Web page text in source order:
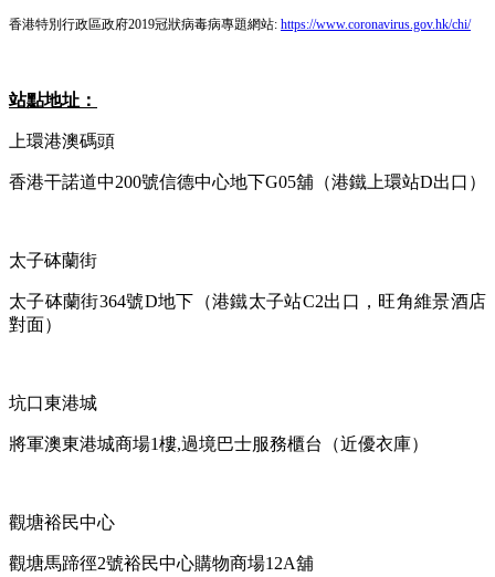
香港特別行政區政府2019冠狀病毒病專題網站: https://www.coronavirus.gov.hk/chi/
站點地址：
上環港澳碼頭
香港干諾道中200號信德中心地下G05舖（港鐵上環站D出口）
太子砵蘭街
太子砵蘭街364號D地下（港鐵太子站C2出口，旺角維景酒店
對面）
坑口東港城
將軍澳東港城商場1樓,過境巴士服務櫃台（近優衣庫）
觀塘裕民中心
觀塘馬蹄徑2號裕民中心購物商場12A舖